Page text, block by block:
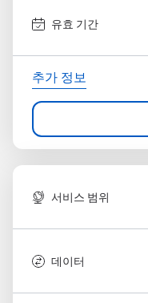
유효 기간
추가 정보
서비스 범위
데이터